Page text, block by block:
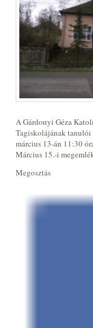
A Gárdonyi Géza
Tagiskolájának
március 13-án 11:30
Március 15.-i
Megosztás